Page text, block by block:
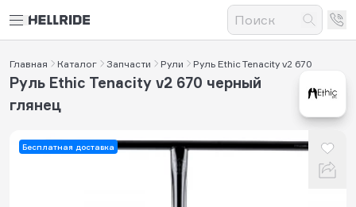
Главная Каталог Запчасти Рули Руль Ethic Tenacity v2 670
Бесплатная доставка
Руль Ethic Tenacity v2 670 черный
глянец